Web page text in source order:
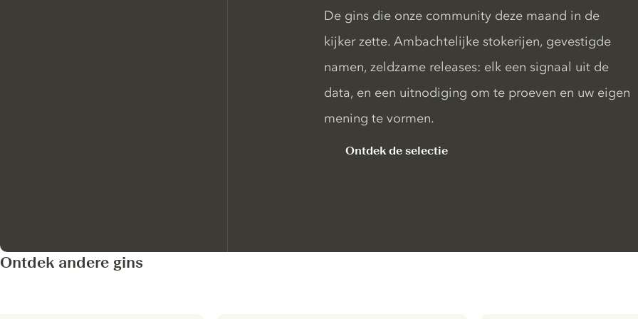
De gins die onze community deze maand in de
kijker zette. Ambachtelijke stokerijen, gevestigde
namen, zeldzame releases: elk een signaal uit de
data, en een uitnodiging om te proeven en uw eigen
mening te vormen.
Ontdek de selectie
Ontdek andere gins